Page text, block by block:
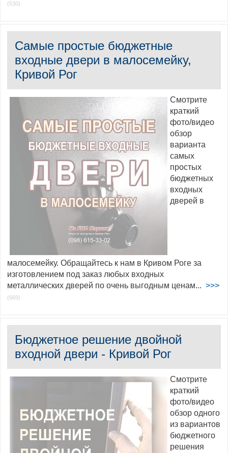
(530)
Самые простые бюджетные
входные двери в малосемейку,
Кривой Рог
Смотрите
краткий
фото/видео
обзор
варианта
самых
простых
бюджетных
входных
дверей в
малосемейку. Обращайтесь к нам в Кривом Роге за
изготовлением под заказ любых входных
металлических дверей по очень выгодным ценам... >>>
(669)
Бюджетное решение двойной
входной двери - Кривой Рог
Смотрите
краткий
фото/видео
обзор одного
из вариантов
бюджетного
решения